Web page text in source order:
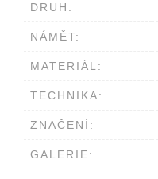
DRUH:
NÁMĚT:
MATERIÁL:
TECHNIKA:
ZNAČENÍ:
GALERIE: